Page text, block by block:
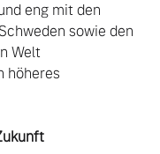
eng mit den
sowie den
Welt
höheres